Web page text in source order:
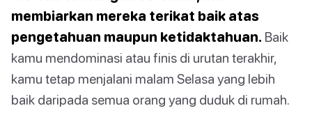
membiarkan mereka terikat baik atas
pengetahuan maupun ketidaktahuan. Baik
kamu mendominasi atau finis di urutan terakhir,
kamu tetap menjalani malam Selasa yang lebih
baik daripada semua orang yang duduk di rumah.